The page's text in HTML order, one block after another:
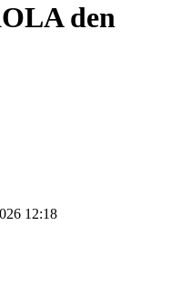
den
12:18